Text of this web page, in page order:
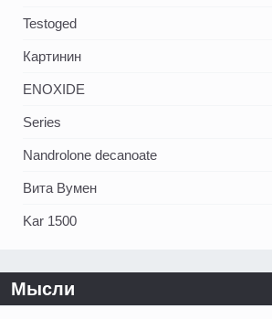
Testoged
Картинин
ENOXIDE
Series
Nandrolone decanoate
Вита Вумен
Kar 1500
Мысли